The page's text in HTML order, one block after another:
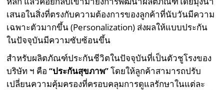
เสนอในสิ่งที่ตรงกับความต้องการของลูกค้าที่นับวันมีความ
เฉพาะตัวมากขึ้น (Personalization) ส่งผลให้แบบประกัน
ในปัจจุบันมีความซับซ้อนขึ้น
สำหรับผลิตภัณฑ์ประกันชีวิตในปัจจุบันที่เป็นตัวชูโรงของ
บริษัท ฯ คือ“ประกันสุขภาพ”โดยให้ลูกค้าสามารถปรับ
เปลี่ยนความคุ้มครองที่ครอบคลุมการดูแลรักษาในแต่ละ